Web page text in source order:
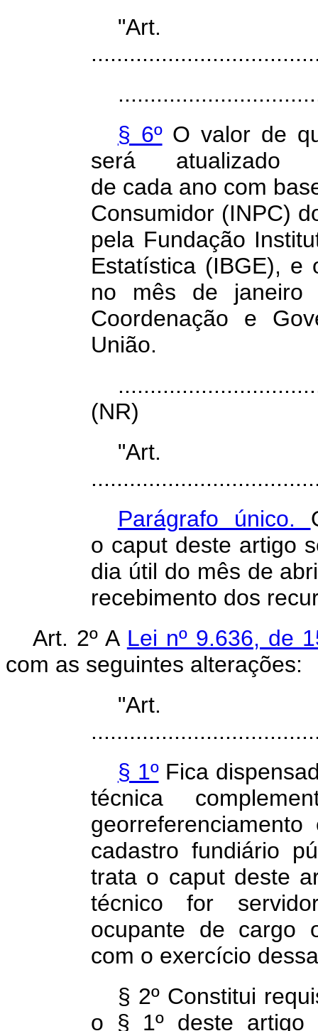
§ 6ºO valor de
será
de cada ano com
Consumidor (INPC)
pela Fundação
Estatística (IBGE), e
no mês de
Coordenação e
União.
(NR)
Parágrafo único.
o caput deste artigo
dia útil do mês de
recebimento dos
Art. 2º A Lei nº 9.636, de
com as seguintes alterações:
§ 1ºFica
técnica
cadastro fundiário
trata o caput deste
técnico for
ocupante de cargo
com o exercício
§ 2º Constitui
o § 1º deste